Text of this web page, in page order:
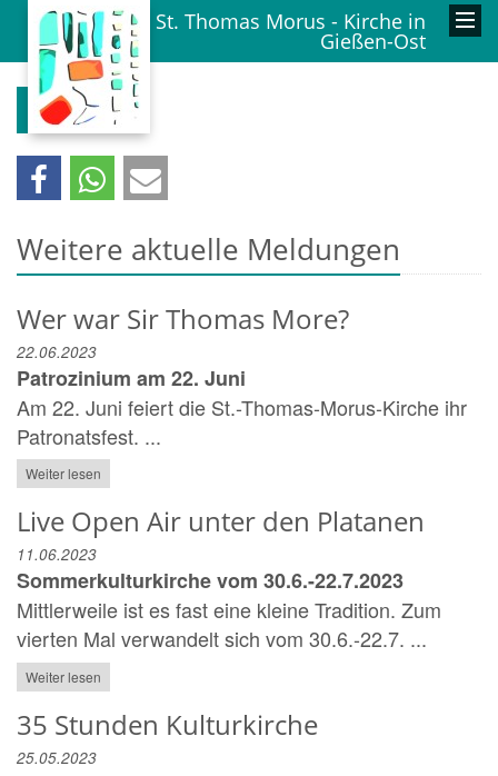
St. Thomas Morus - Kirche in
Gießen-Ost
Zurück
Weitere aktuelle Meldungen
Wer war Sir Thomas More?
22.06.2023
Patrozinium am 22. Juni
Am 22. Juni feiert die St.-Thomas-Morus-Kirche ihr
Patronatsfest. ...
Weiter lesen
Live Open Air unter den Platanen
11.06.2023
Sommerkulturkirche vom 30.6.-22.7.2023
Mittlerweile ist es fast eine kleine Tradition. Zum
vierten Mal verwandelt sich vom 30.6.-22.7. ...
Weiter lesen
35 Stunden Kulturkirche
25.05.2023